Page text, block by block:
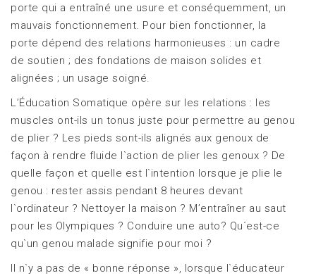
porte qui a entraîné une usure et conséquemment, un
mauvais fonctionnement. Pour bien fonctionner, la
porte dépend des relations harmonieuses : un cadre
de soutien ; des fondations de maison solides et
alignées ; un usage soigné.
L’Éducation Somatique opère sur les relations : les
muscles ont-ils un tonus juste pour permettre au genou
de plier ? Les pieds sont-ils alignés aux genoux de
façon à rendre fluide l`action de plier les genoux ? De
quelle façon et quelle est l`intention lorsque je plie le
genou : rester assis pendant 8 heures devant
l`ordinateur ? Nettoyer la maison ? M’entraîner au saut
pour les Olympiques ? Conduire une auto? Qu´est-ce
qu`un genou malade signifie pour moi ?
Il n`y a pas de « bonne réponse », lorsque l`éducateur